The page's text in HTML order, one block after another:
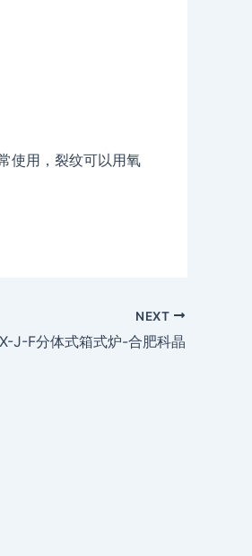
使用，裂纹可以用氧
NEXT
J-F分体式箱式炉-合肥科晶